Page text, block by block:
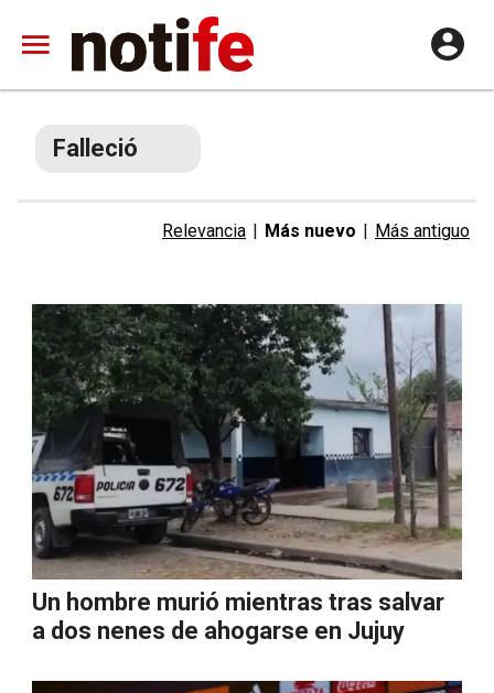
Falleció
Relevancia | Más nuevo | Más antiguo
Un hombre murió mientras tras salvar
a dos nenes de ahogarse en Jujuy